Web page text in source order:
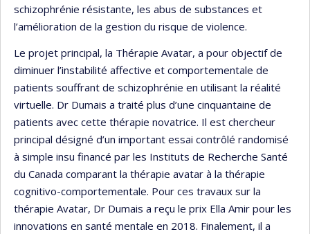
schizophrénie résistante, les abus de substances et
l’amélioration de la gestion du risque de violence.
Le projet principal, la Thérapie Avatar, a pour objectif de
diminuer l’instabilité affective et comportementale de
patients souffrant de schizophrénie en utilisant la réalité
virtuelle. Dr Dumais a traité plus d’une cinquantaine de
patients avec cette thérapie novatrice. Il est chercheur
principal désigné d’un important essai contrôlé randomisé
à simple insu financé par les Instituts de Recherche Santé
du Canada comparant la thérapie avatar à la thérapie
cognitivo-comportementale. Pour ces travaux sur la
thérapie Avatar, Dr Dumais a reçu le prix Ella Amir pour les
innovations en santé mentale en 2018. Finalement, il a